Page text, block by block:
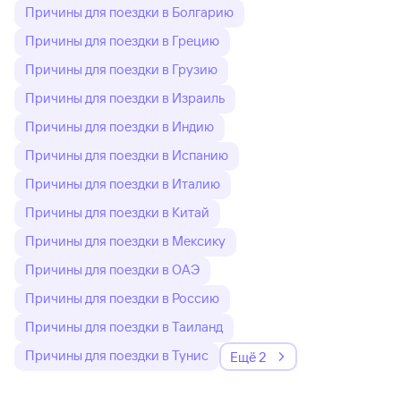
Причины для поездки в Болгарию
Причины для поездки в Грецию
Причины для поездки в Грузию
Причины для поездки в Израиль
Причины для поездки в Индию
Причины для поездки в Испанию
Причины для поездки в Италию
Причины для поездки в Китай
Причины для поездки в Мексику
Причины для поездки в ОАЭ
Причины для поездки в Россию
Причины для поездки в Таиланд
Причины для поездки в Тунис
Ещё 2